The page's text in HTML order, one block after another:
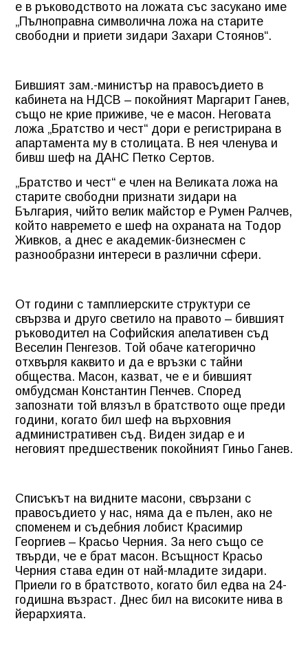
е в ръководството на ложата със засукано име
„Пълноправна символична ложа на старите
свободни и приети зидари Захари Стоянов“.
Бившият зам.-министър на правосъдието в
кабинета на НДСВ – покойният Маргарит Ганев,
също не крие приживе, че е масон. Неговата
ложа „Братство и чест“ дори е регистрирана в
апартамента му в столицата. В нея членува и
бивш шеф на ДАНС Петко Сертов.
„Братство и чест“ е член на Великата ложа на
старите свободни признати зидари на
България, чийто велик майстор е Румен Ралчев,
който навремето е шеф на охраната на Тодор
Живков, а днес е академик-бизнесмен с
разнообразни интереси в различни сфери.
От години с тамплиерските структури се
свързва и друго светило на правото – бившият
ръководител на Софийския апелативен съд
Веселин Пенгезов. Той обаче категорично
отхвърля каквито и да е връзки с тайни
общества. Масон, казват, че е и бившият
омбудсман Константин Пенчев. Според
запознати той влязъл в братството още преди
години, когато бил шеф на върховния
административен съд. Виден зидар е и
неговият предшественик покойният Гиньо Ганев.
Списъкът на видните масони, свързани с
правосъдието у нас, няма да е пълен, ако не
споменем и съдебния лобист Красимир
Георгиев – Красьо Черния. За него също се
твърди, че е брат масон. Всъщност Красьо
Черния става един от най-младите зидари.
Приели го в братството, когато бил едва на 24-
годишна възраст. Днес бил на високите нива в
йерархията.